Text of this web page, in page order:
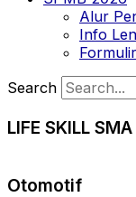
Alur
Info
Search
LIFE SKILL
Otomotif